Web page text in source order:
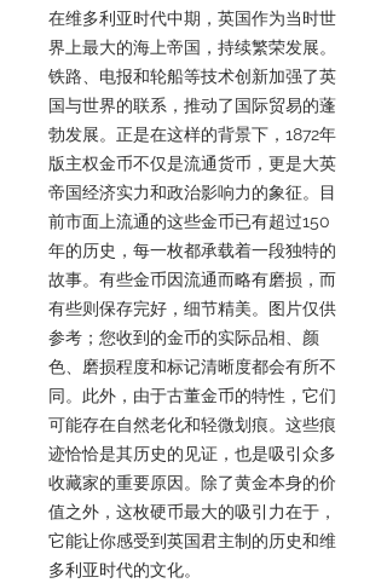
在维多利亚时代中期，英国作为当时世
界上最大的海上帝国，持续繁荣发展。
铁路、电报和轮船等技术创新加强了英
国与世界的联系，推动了国际贸易的蓬
勃发展。正是在这样的背景下，1872年
版主权金币不仅是流通货币，更是大英
帝国经济实力和政治影响力的象征。目
前市面上流通的这些金币已有超过150
年的历史，每一枚都承载着一段独特的
故事。有些金币因流通而略有磨损，而
有些则保存完好，细节精美。图片仅供
参考；您收到的金币的实际品相、颜
色、磨损程度和标记清晰度都会有所不
同。此外，由于古董金币的特性，它们
可能存在自然老化和轻微划痕。这些痕
迹恰恰是其历史的见证，也是吸引众多
收藏家的重要原因。除了黄金本身的价
值之外，这枚硬币最大的吸引力在于，
它能让你感受到英国君主制的历史和维
多利亚时代的文化。